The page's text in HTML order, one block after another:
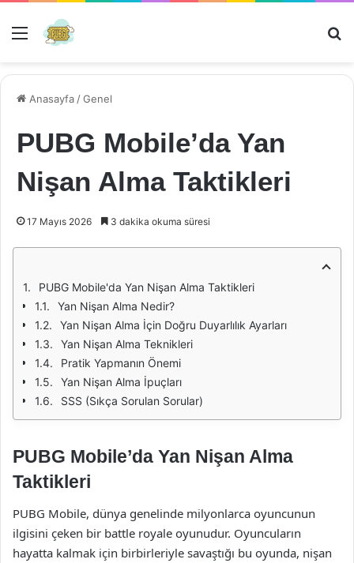
Menü
Anasayfa /Genel
PUBG Mobile’da Yan
Nişan Alma Taktikleri
17 Mayıs 2026 3 dakika okuma süresi
PUBG Mobile'da Yan Nişan Alma Taktikleri
Yan Nişan Alma Nedir?
Yan Nişan Alma İçin Doğru Duyarlılık Ayarları
Yan Nişan Alma Teknikleri
Pratik Yapmanın Önemi
Yan Nişan Alma İpuçları
SSS (Sıkça Sorulan Sorular)
PUBG Mobile’da Yan Nişan Alma
Taktikleri
PUBG Mobile, dünya genelinde milyonlarca oyuncunun
ilgisini çeken bir battle royale oyunudur. Oyuncuların
hayatta kalmak için birbirleriyle savaştığı bu oyunda, nişan